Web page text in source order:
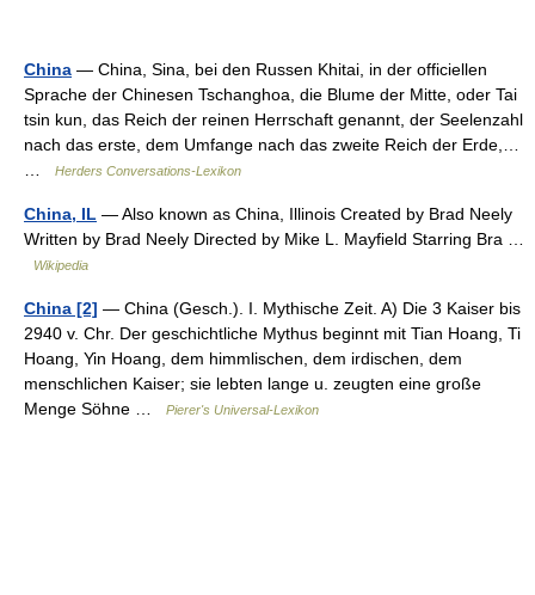
China — China, Sina, bei den Russen Khitai, in der officiellen
Sprache der Chinesen Tschanghoa, die Blume der Mitte, oder Tai
tsin kun, das Reich der reinen Herrschaft genannt, der Seelenzahl
nach das erste, dem Umfange nach das zweite Reich der Erde,…
Herders Conversations-Lexikon
China, IL — Also known as China, Illinois Created by Brad Neely
Written by Brad Neely Directed by Mike L. Mayfield Starring Bra …
Wikipedia
China [2] — China (Gesch.). I. Mythische Zeit. A) Die 3 Kaiser bis
2940 v. Chr. Der geschichtliche Mythus beginnt mit Tian Hoang, Ti
Hoang, Yin Hoang, dem himmlischen, dem irdischen, dem
menschlichen Kaiser; sie lebten lange u. zeugten eine große
Menge Söhne …
Pierer's Universal-Lexikon